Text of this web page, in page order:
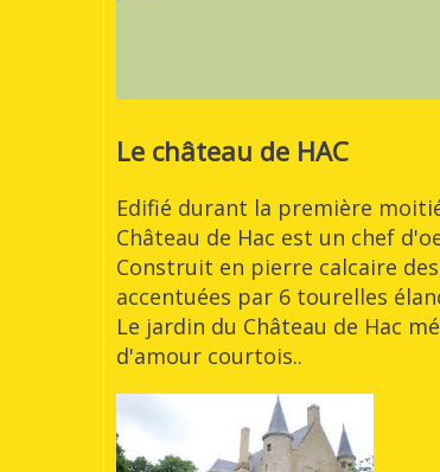
Le château de HAC
Edifié durant la première
Château de Hac est un chef
Construit en pierre calcaire
accentuées par 6 tourelles
Le jardin du Château de Hac
d'amour courtois..